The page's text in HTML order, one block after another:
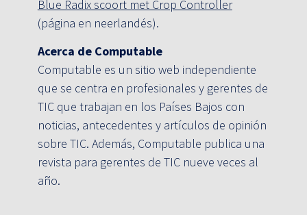
Blue Radix scoort met Crop Controller
(página en neerlandés).
Acerca de Computable
Computable es un sitio web independiente
que se centra en profesionales y gerentes de
TIC que trabajan en los Países Bajos con
noticias, antecedentes y artículos de opinión
sobre TIC. Además, Computable publica una
revista para gerentes de TIC nueve veces al
año.